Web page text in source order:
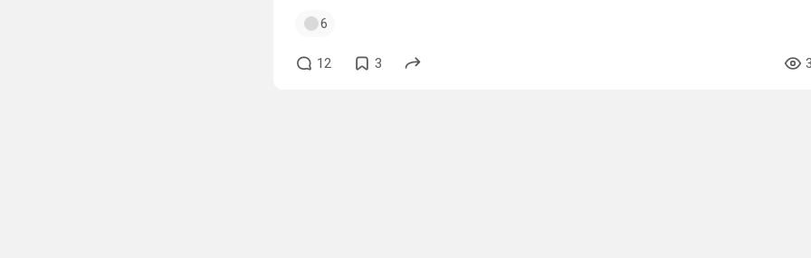
6
12 3